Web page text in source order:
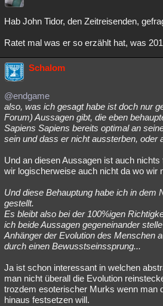
Hab John Tidor, den Zeitreisenden,
Ratet mal was er so erzählt hat, was
Schalom
@endgame
also, was ich gesagt habe ist doch nur
Forum) Aussagen gibt, die eben
Sapiens Sapiens bereits optimal an
sein und dass er nicht aussterben, oder
Und an diesen Aussagen ist auch
wir logischerweise auch nicht da wo wir
Und diese Behauptung habe ich in dem
gestellt.
Es bleibt also bei der 100%igen
ich beide Aussagen gegeneinander
Anhänger der Evolution des Menschen
durch einen Bewusstseinssprung...
Ja ist schon interessant in welchen
man nicht überall die Evolution
trozdem esoterischer Murks wenn man
hinaus festsetzen will.